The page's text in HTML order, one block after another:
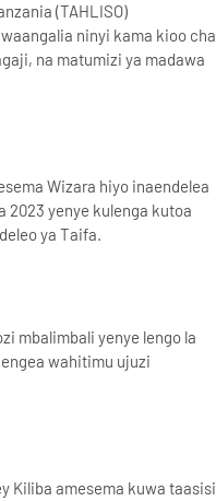
(TAHLISO)
ninyi kama kioo cha
na matumizi ya madawa
Wizara hiyo inaendelea
2023 yenye kulenga kutoa
ya Taifa.
mbalimbali yenye lengo la
wahitimu ujuzi
Kiliba amesema kuwa taasisi